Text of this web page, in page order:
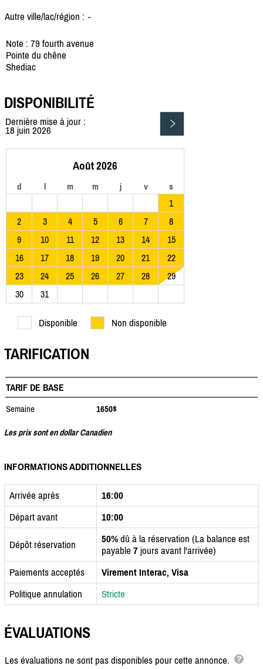
Autre ville/lac/région : -
Note : 79 fourth avenue
Pointe du chêne
Shediac
DISPONIBILITÉ
Dernière mise à jour :
18 juin 2026
Août 2026
d l m m j v s
1
2
3 4 5 6 7
8
9
10 11 12 13 14
15
16
17 18 19 20 21
22
23
24 25 26 27 28
29
30
31
Disponible Non disponible
TARIFICATION
TARIF DE BASE
Semaine 1650$
Les prix sont en dollar Canadien
INFORMATIONS ADDITIONNELLES
Arrivée après
16:00
Départ avant
10:00
Dépôt réservation 50% dû à la réservation (La balance est
payable 7 jours avant l'arrivée)
Paiements acceptés
Virement Interac, Visa
Politique annulation
Stricte
ÉVALUATIONS
Les évaluations ne sont pas disponibles pour cette annonce.